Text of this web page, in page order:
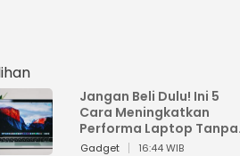
Jangan Beli Dulu! Ini 5
Cara Meningkatkan
Performa Laptop Tanpa
Harus Beli Baru
Gadget 16:44 WIB